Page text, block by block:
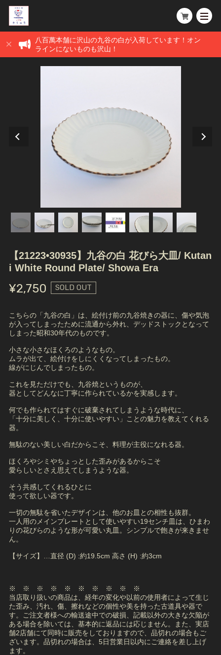
八百萬本舗に沢山の九谷の白が入荷しています！オン
ラインにないものも沢山！
【21223•30935】九谷の白 花びら大皿/ Kutan
i White Round Plate/ Showa Era
¥2,750 SOLD OUT
こちらの「九谷の白」は、絵付け前の九谷焼きの器に、傷や気泡
が入ってしまったために流通から外れ、デッドストックとなって
しまった昭和30年代のものです。
小さな小さなほくろのようなもの。
ムラが出て、絵付けをしにくくなってしまったもの。
線がにじんでしまったもの。
これを見ただけでも、九谷焼というものが、
器としてどんなに丁寧に作られているかを実感します。
何でも作られてはすぐに破棄されてしまうような時代に、
「十分に美しく、十分に使いやすい」ことの魅力を教えてくれる
器。
無駄のない美しい白だからこそ、料理が主役になれる器。
ほくろやシミやちょっとした歪みがあるからこそ
愛らしいとさえ思えてしまうような器。
そう共感してくれるひとに
使って欲しい器です。
一切の無駄を省いたデザインは、他のお皿との相性も抜群。
一人用のメインプレートとして使いやすい19センチ皿は、ひまわ
りの花びらのような形が可愛い丸皿。シンプルで飽きが来きませ
ん。
【サイズ】…直径 (D) :約19.5cm 高さ (H) :約3cm
※ ※ ※ ※ ※ ※ ※ ※ ※ ※
当店取り扱いの商品は、経年の変化や以前の使用者によって生じ
た歪み、汚れ、傷、擦れなどの個性や美を持った古道具や器で
す。ご注文者様への輸送途中での破損、記載以外の大きな欠陥が
ある場合を除いては、基本的に返品には応じません。また、実店
舗2店舗にて同時に販売をしておりますので、品切れの場合もご
ざいます。品切れの場合は、5日営業日以内にご連絡を差し上げ
ます。